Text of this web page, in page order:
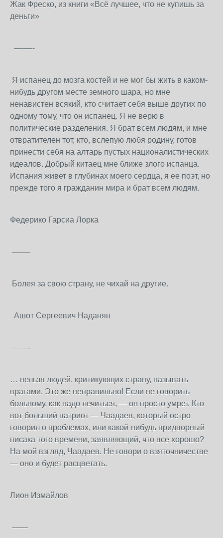
Жак Фреско, из книги «Всё лучшее, что не купишь за
деньги»
—-—-
Я испанец до мозга костей и не мог бы жить в каком-
нибудь другом месте земного шара, но мне
ненавистен всякий, кто считает себя выше других по
одному тому, что он испанец. Я не верю в
политические разделения. Я брат всем людям, и мне
отвратителен тот, кто, вслепую любя родину, готов
принести себя на алтарь пустых националистических
идеалов. Добрый китаец мне ближе злого испанца.
Испания живет в глубинах моего сердца, я ее поэт, но
прежде того я гражданин мира и брат всем людям.
Федерико Гарсиа Лорка
—-—
Болея за свою страну, не чихай на другие.
Ашот Сергеевич Наданян
——-
… нельзя людей, критикующих страну, называть
врагами. Это же неправильно! Если не говорить
больному, как надо лечиться, — он просто умрет. Кто
вот больший патриот — Чаадаев, который остро
говорил о проблемах, или какой-нибудь придворный
писака того времени, заявляющий, что все хорошо?
На мой взгляд, Чаадаев. Не говори о взяточничестве
— оно и будет расцветать.
Лион Измайлов
——